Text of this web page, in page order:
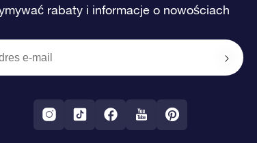
rabaty i informacje o nowościach